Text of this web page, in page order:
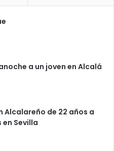
a un joven en Alcalá
Alcalareño de 22 años a
Sevilla